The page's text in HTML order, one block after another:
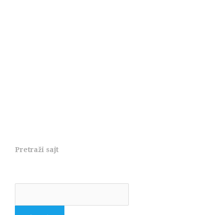
Pretraži sajt